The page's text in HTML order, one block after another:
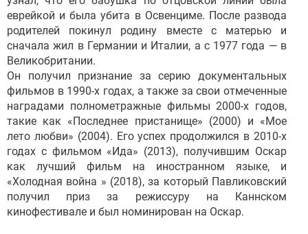
еврейкой и была убита в Освенциме. После развода
родителей покинул родину вместе с матерью и
сначала жил в Германии и Италии, а с 1977 года — в
Великобритании.
Он получил признание за серию документальных
фильмов в 1990-х годах, а также за свои отмеченные
наградами полнометражные фильмы 2000-х годов,
такие как «Последнее пристанище» (2000) и «Мое
лето любви» (2004). Его успех продолжился в 2010-х
годах с фильмом «Ида» (2013), получившим Оскар
как лучший фильм на иностранном языке, и
«Холодная война » (2018), за который Павликовский
получил приз за режиссуру на Каннском
кинофестивале и был номинирован на Оскар.